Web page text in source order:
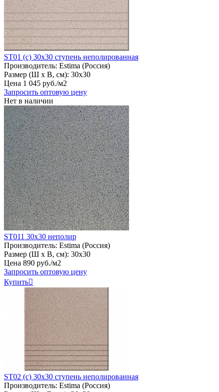
ST01 (с) 30х30 ступень неполированная
Производитель: Estima (Россия)
Размер (Ш х В, см): 30х30
Цена 1 045 руб./м2
Запросить оптовую цену
Нет в наличии
ST011 30х30 неполир
Производитель: Estima (Россия)
Размер (Ш х В, см): 30х30
Цена 890 руб./м2
Запросить оптовую цену
Купить
ST02 (с) 30х30 ступень неполированная
Производитель: Estima (Россия)